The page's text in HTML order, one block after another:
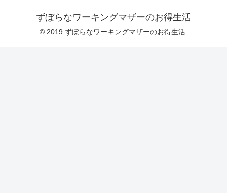
ずぼらなワーキングマザーのお得生活
© 2019 ずぼらなワーキングマザーのお得生活.